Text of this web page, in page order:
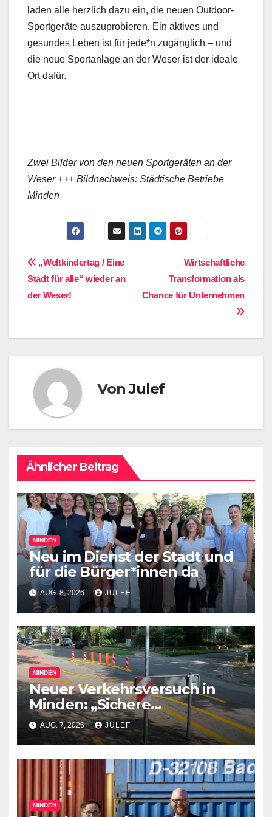
laden alle herzlich dazu ein, die neuen Outdoor-
Sportgeräte auszuprobieren. Ein aktives und
gesundes Leben ist für jede*n zugänglich – und
die neue Sportanlage an der Weser ist der ideale
Ort dafür.
Zwei Bilder von den neuen Sportgeräten an der
Weser +++ Bildnachweis: Städtische Betriebe
Minden
BeitragsnavigationWirtschaftliche
Transformation als
Chance für Unternehmen
„Weltkindertag / Eine
Stadt für alle“ wieder an
der Weser!
VonJulef
Ähnlicher Beitrag
MINDEN
Neu im Dienst der Stadt und
für die Bürger*innen da
AUG. 8, 2026 JULEF
MINDEN
Neuer Verkehrsversuch in
Minden: „Sichere
Verkehrswege schaffen“
AUG. 7, 2026 JULEF
MINDEN